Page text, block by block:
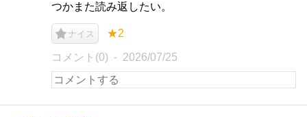
つかまた読み返したい。
ナイス ★2
コメント(0) 2026/07/25